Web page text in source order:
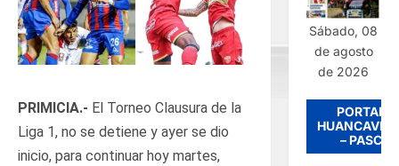
PRIMICIA.- El Torneo Clausura de la
Liga 1, no se detiene y ayer se dio
inicio, para continuar hoy martes,
Sábado, 08
de agosto
de 2026
PORTADA
– PASCO